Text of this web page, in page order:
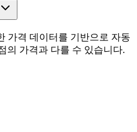
가격 데이터를 기반으로 자동
의 가격과 다를 수 있습니다.